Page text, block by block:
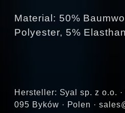
Material: 50%
Polyester, 5% Elasthan
Hersteller: Syal sp. z o.o. ·
095 Byków · Polen ·